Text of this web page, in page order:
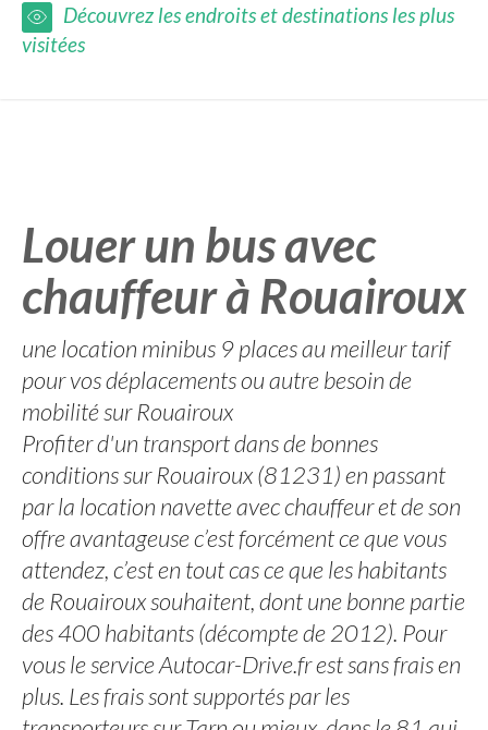
Découvrez les endroits et destinations les plus
visitées
Louer un bus avec
chauffeur à Rouairoux
une location minibus 9 places au meilleur tarif
pour vos déplacements ou autre besoin de
mobilité sur Rouairoux
Profiter d'un transport dans de bonnes
conditions sur Rouairoux (81231) en passant
par la location navette avec chauffeur et de son
offre avantageuse c’est forcément ce que vous
attendez, c’est en tout cas ce que les habitants
de Rouairoux souhaitent, dont une bonne partie
des 400 habitants (décompte de 2012). Pour
vous le service Autocar-Drive.fr est sans frais en
plus. Les frais sont supportés par les